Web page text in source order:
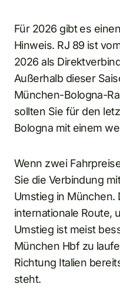
Für 2026 gibt es
Hinweis. RJ 89 ist
2026 als
Außerhalb dieser
München-Bologna-
sollten Sie für den
Bologna mit einem
Wenn zwei
Sie die Verbindung
Umstieg in München.
internationale Route,
Umstieg ist meist
München Hbf zu
Richtung Italien
steht.